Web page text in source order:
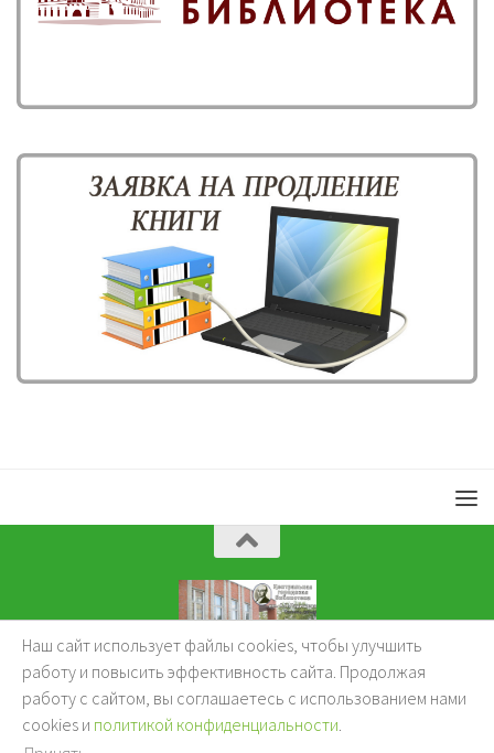
KuzBibliok © 2026.
Наш сайт использует файлы cookies, чтобы улучшить
работу и повысить эффективность сайта. Продолжая
работу с сайтом, вы соглашаетесь с использованием нами
cookies и политикой конфиденциальности.